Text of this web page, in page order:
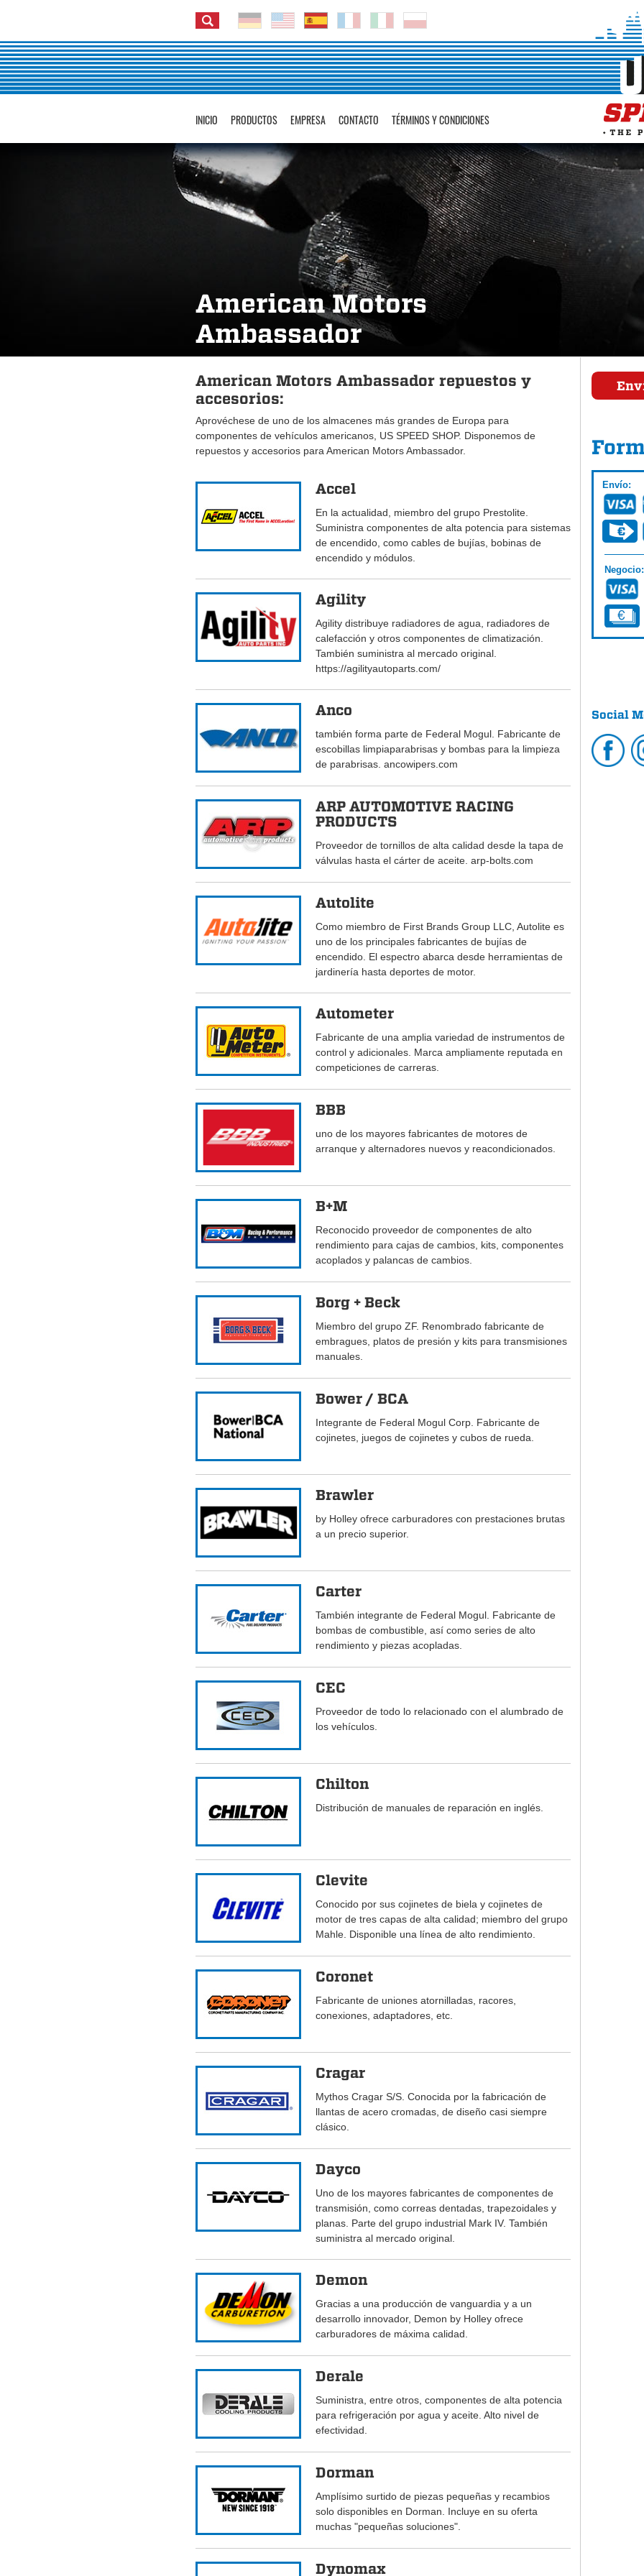
INICIO PRODUCTOS EMPRESA CONTACTO TÉRMINOS Y CONDICIONES
American Motors
Ambassador
American Motors Ambassador repuestos y
accesorios:
Aprovéchese de uno de los almacenes más grandes de Europa para
componentes de vehículos americanos, US SPEED SHOP. Disponemos de
repuestos y accesorios para American Motors Ambassador.
Accel
En la actualidad, miembro del grupo Prestolite.
Suministra componentes de alta potencia para sistemas
de encendido, como cables de bujías, bobinas de
encendido y módulos.
Agility
Agility distribuye radiadores de agua, radiadores de
calefacción y otros componentes de climatización.
También suministra al mercado original.
https://agilityautoparts.com/
Anco
también forma parte de Federal Mogul. Fabricante de
escobillas limpiaparabrisas y bombas para la limpieza
de parabrisas. ancowipers.com
ARP AUTOMOTIVE RACING
PRODUCTS
Proveedor de tornillos de alta calidad desde la tapa de
válvulas hasta el cárter de aceite. arp-bolts.com
Autolite
Como miembro de First Brands Group LLC, Autolite es
uno de los principales fabricantes de bujías de
encendido. El espectro abarca desde herramientas de
jardinería hasta deportes de motor.
Autometer
Fabricante de una amplia variedad de instrumentos de
control y adicionales. Marca ampliamente reputada en
competiciones de carreras.
BBB
uno de los mayores fabricantes de motores de
arranque y alternadores nuevos y reacondicionados.
B+M
Reconocido proveedor de componentes de alto
rendimiento para cajas de cambios, kits, componentes
acoplados y palancas de cambios.
Borg + Beck
Miembro del grupo ZF. Renombrado fabricante de
embragues, platos de presión y kits para transmisiones
manuales.
Bower / BCA
Integrante de Federal Mogul Corp. Fabricante de
cojinetes, juegos de cojinetes y cubos de rueda.
Brawler
by Holley ofrece carburadores con prestaciones brutas
a un precio superior.
Carter
También integrante de Federal Mogul. Fabricante de
bombas de combustible, así como series de alto
rendimiento y piezas acopladas.
CEC
Proveedor de todo lo relacionado con el alumbrado de
los vehículos.
Chilton
Distribución de manuales de reparación en inglés.
Clevite
Conocido por sus cojinetes de biela y cojinetes de
motor de tres capas de alta calidad; miembro del grupo
Mahle. Disponible una línea de alto rendimiento.
Coronet
Fabricante de uniones atornilladas, racores,
conexiones, adaptadores, etc.
Cragar
Mythos Cragar S/S. Conocida por la fabricación de
llantas de acero cromadas, de diseño casi siempre
clásico.
Dayco
Uno de los mayores fabricantes de componentes de
transmisión, como correas dentadas, trapezoidales y
planas. Parte del grupo industrial Mark IV. También
suministra al mercado original.
Demon
Gracias a una producción de vanguardia y a un
desarrollo innovador, Demon by Holley ofrece
carburadores de máxima calidad.
Derale
Suministra, entre otros, componentes de alta potencia
para refrigeración por agua y aceite. Alto nivel de
efectividad.
Dorman
Amplísimo surtido de piezas pequeñas y recambios
solo disponibles en Dorman. Incluye en su oferta
muchas "pequeñas soluciones".
Dynomax
Envío:
Negocio:
Social